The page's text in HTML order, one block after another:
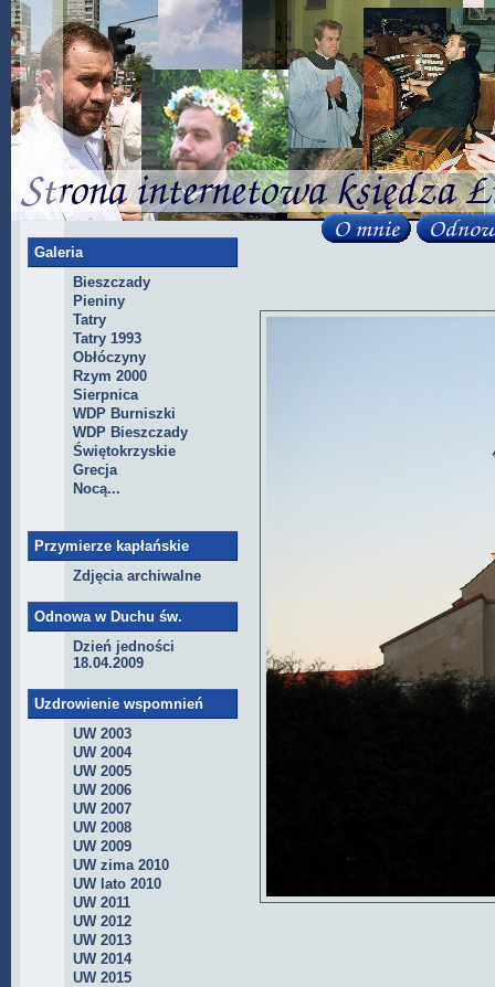
Galeria
Bieszczady
Pieniny
Tatry
Tatry 1993
Obłóczyny
Rzym 2000
Sierpnica
WDP Burniszki
WDP Bieszczady
Świętokrzyskie
Grecja
Nocą...
Przymierze kapłańskie
Zdjęcia archiwalne
Odnowa w Duchu św.
Dzień jedności
18.04.2009
Uzdrowienie wspomnień
UW 2003
UW 2004
UW 2005
UW 2006
UW 2007
UW 2008
UW 2009
UW zima 2010
UW lato 2010
UW 2011
UW 2012
UW 2013
UW 2014
UW 2015